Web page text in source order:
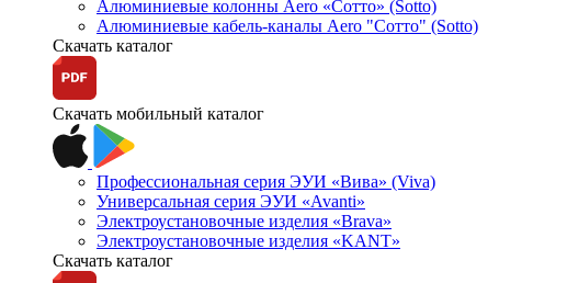
Алюминиевые колонны Aero «Сотто» (Sotto)
Алюминиевые кабель-каналы Aero "Сотто" (Sotto)
Скачать каталог
Скачать мобильный каталог
Профессиональная серия ЭУИ «Вива» (Viva)
Универсальная серия ЭУИ «Avanti»
Электроустановочные изделия «Brava»
Электроустановочные изделия «KANT»
Скачать каталог